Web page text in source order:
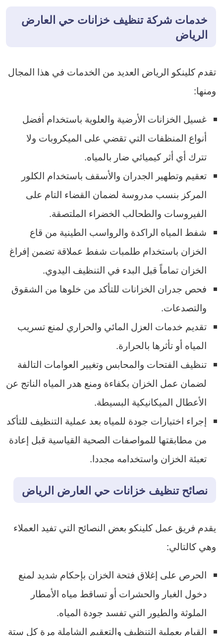
خدمات شركة تنظيف خزانات حي العارض
الرياض
تقدم كلينكو الرياض العديد من الخدمات في هذا المجال
ومنها:
غسيل الخزانات الأرضية والعلوية باستخدام أفضل
أنواع المنظفات التي تقضي على الميكروبات ولا
تترك أي أثر كيميائي ضار بالمياه.
تعقيم وتطهير الجدران والأسقف باستخدام الكلور
المركز بنسب مدروسة لضمان القضاء التام على
الفيروسات والطحالب الخضراء الملتصقة.
شفط المياه الراكدة والرواسب الطينية من قاع
الخزان باستخدام طلمبات شفط عملاقة تضمن إفراغ
الخزان تماماً قبل البدء في التنظيف اليدوي.
فحص جدران الخزانات للتأكد من خلوها من الشقوق
والتصدعات.
تقديم خدمات العزل المائي والحراري لمنع تسريب
المياه أو تأثرها بالحرارة.
تنظيف الفتحات والمحابس وتغيير العوامات التالفة
لضمان عمل الخزان بكفاءة ومنع هدر المياه الناتج عن
الأعطال الميكانيكية البسيطة.
إجراء اختبارات جودة للمياه بعد عملية التنظيف للتأكد
من مطابقتها للمواصفات الصحية القياسية قبل إعادة
تعبئة الخزان واستخدامه مجددا.
نصائح تنظيف خزانات حي العارض الرياض
يقدم فريق عمل كلينكو بعض النصائح التي تفيد العملاء
وهي كالتالي:
الحرص على إغلاق فتحة الخزان بإحكام شديد لمنع
دخول الغبار والحشرات أو تساقط مياه الأمطار
الملوثة والطيور التي تفسد جودة المياه.
القيام بعملية التنظيف والتعقيم الشاملة مرة كل ستة